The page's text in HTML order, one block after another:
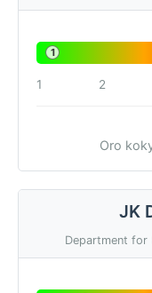
1
1 2
Oro
JK
Department for